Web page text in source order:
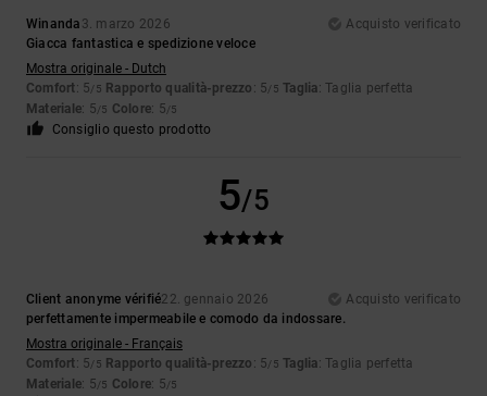
Winanda 3. marzo 2026
Acquisto verificato
Giacca fantastica e spedizione veloce
Mostra originale - Dutch
Comfort: 5/5 Rapporto qualità-prezzo : 5/5 Taglia: Taglia perfetta
Materiale: 5/5 Colore: 5/5
Consiglio questo prodotto
5/5
Client anonyme vérifié22. gennaio 2026
Acquisto verificato
perfettamente impermeabile e comodo da indossare.
Mostra originale - Français
Comfort: 5/5 Rapporto qualità-prezzo : 5/5 Taglia: Taglia perfetta
Materiale: 5/5 Colore: 5/5